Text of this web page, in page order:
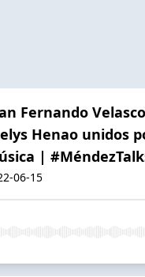
Fernando
Henao unidos
|
06-15